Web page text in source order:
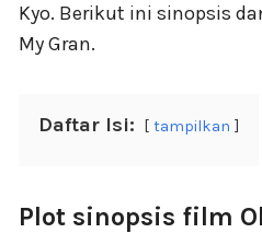
Kyo. Berikut ini sinopsis
My Gran.
Daftar Isi: tampilkan
Plot sinopsis film